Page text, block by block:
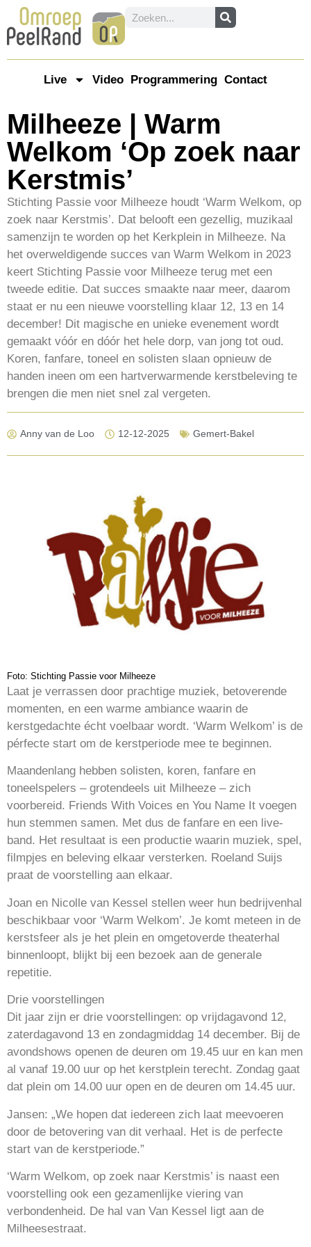
Live Video Programmering Contact
Milheeze | Warm
Welkom ‘Op zoek naar
Kerstmis’
Stichting Passie voor Milheeze houdt ‘Warm Welkom, op
zoek naar Kerstmis’. Dat belooft een gezellig, muzikaal
samenzijn te worden op het Kerkplein in Milheeze. Na
het overweldigende succes van Warm Welkom in 2023
keert Stichting Passie voor Milheeze terug met een
tweede editie. Dat succes smaakte naar meer, daarom
staat er nu een nieuwe voorstelling klaar 12, 13 en 14
december! Dit magische en unieke evenement wordt
gemaakt vóór en dóór het hele dorp, van jong tot oud.
Koren, fanfare, toneel en solisten slaan opnieuw de
handen ineen om een hartverwarmende kerstbeleving te
brengen die men niet snel zal vergeten.
Anny van de Loo 12-12-2025 Gemert-Bakel
Foto: Stichting Passie voor Milheeze
Laat je verrassen door prachtige muziek, betoverende
momenten, en een warme ambiance waarin de
kerstgedachte écht voelbaar wordt. ‘Warm Welkom’ is de
pérfecte start om de kerstperiode mee te beginnen.
Maandenlang hebben solisten, koren, fanfare en
toneelspelers – grotendeels uit Milheeze – zich
voorbereid. Friends With Voices en You Name It voegen
hun stemmen samen. Met dus de fanfare en een live-
band. Het resultaat is een productie waarin muziek, spel,
filmpjes en beleving elkaar versterken. Roeland Suijs
praat de voorstelling aan elkaar.
Joan en Nicolle van Kessel stellen weer hun bedrijvenhal
beschikbaar voor ‘Warm Welkom’. Je komt meteen in de
kerstsfeer als je het plein en omgetoverde theaterhal
binnenloopt, blijkt bij een bezoek aan de generale
repetitie.
Drie voorstellingen
Dit jaar zijn er drie voorstellingen: op vrijdagavond 12,
zaterdagavond 13 en zondagmiddag 14 december. Bij de
avondshows openen de deuren om 19.45 uur en kan men
al vanaf 19.00 uur op het kerstplein terecht. Zondag gaat
dat plein om 14.00 uur open en de deuren om 14.45 uur.
Jansen: „We hopen dat iedereen zich laat meevoeren
door de betovering van dit verhaal. Het is de perfecte
start van de kerstperiode.”
‘Warm Welkom, op zoek naar Kerstmis’ is naast een
voorstelling ook een gezamenlijke viering van
verbondenheid. De hal van Van Kessel ligt aan de
Milheesestraat.